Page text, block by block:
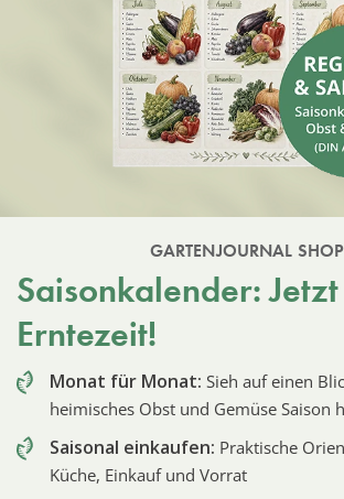
GARTENJOURNAL SHOP
Saisonkalender:
Erntezeit!
Monat für Monat: Sieh auf einen
heimisches Obst und Gemüse Saison
Saisonal einkaufen: Praktische
Küche, Einkauf und Vorrat